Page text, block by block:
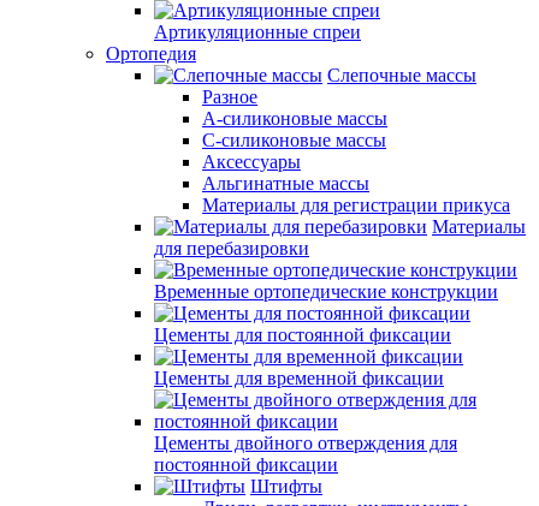
Артикуляционные спреи
Ортопедия
Слепочные массы
Разное
А-силиконовые массы
С-силиконовые массы
Аксессуары
Альгинатные массы
Материалы для регистрации прикуса
Материалы
для перебазировки
Временные ортопедические конструкции
Цементы для постоянной фиксации
Цементы для временной фиксации
Цементы двойного отверждения для
постоянной фиксации
Штифты